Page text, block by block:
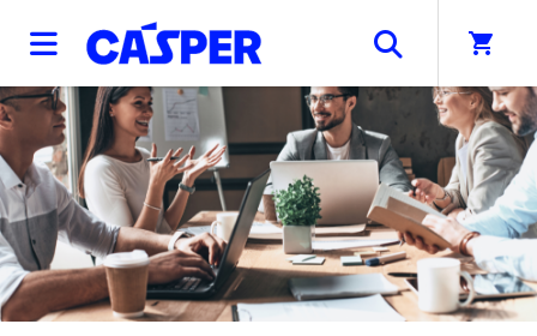
shopping_cart